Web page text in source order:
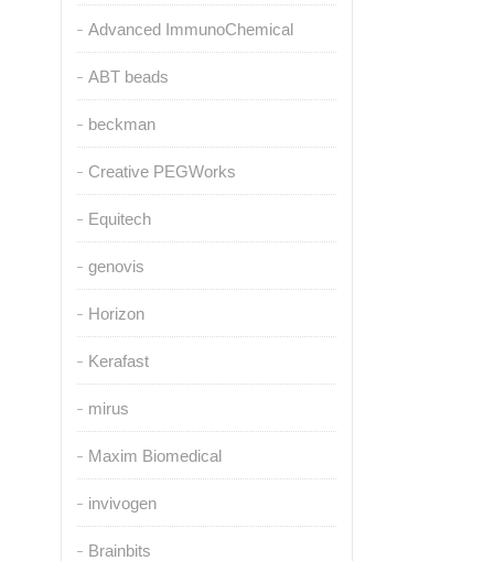
Advanced ImmunoChemical
ABT beads
beckman
Creative PEGWorks
Equitech
genovis
Horizon
Kerafast
mirus
Maxim Biomedical
invivogen
Brainbits